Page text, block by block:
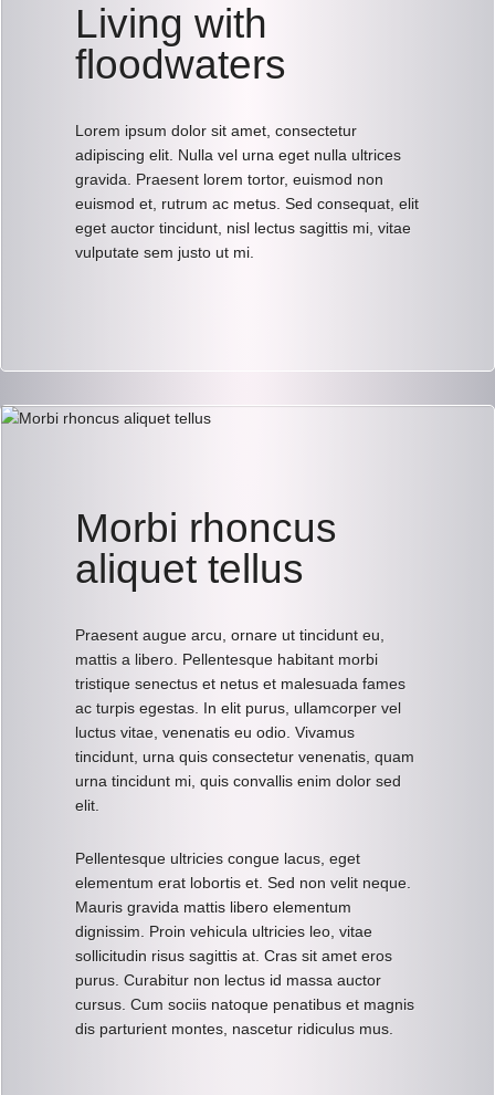
Living with
floodwaters
Lorem ipsum dolor sit amet, consectetur
adipiscing elit. Nulla vel urna eget nulla ultrices
gravida. Praesent lorem tortor, euismod non
euismod et, rutrum ac metus. Sed consequat, elit
eget auctor tincidunt, nisl lectus sagittis mi, vitae
vulputate sem justo ut mi.
Morbi rhoncus
aliquet tellus
Praesent augue arcu, ornare ut tincidunt eu,
mattis a libero. Pellentesque habitant morbi
tristique senectus et netus et malesuada fames
ac turpis egestas. In elit purus, ullamcorper vel
luctus vitae, venenatis eu odio. Vivamus
tincidunt, urna quis consectetur venenatis, quam
urna tincidunt mi, quis convallis enim dolor sed
elit.
Pellentesque ultricies congue lacus, eget
elementum erat lobortis et. Sed non velit neque.
Mauris gravida mattis libero elementum
dignissim. Proin vehicula ultricies leo, vitae
sollicitudin risus sagittis at. Cras sit amet eros
purus. Curabitur non lectus id massa auctor
cursus. Cum sociis natoque penatibus et magnis
dis parturient montes, nascetur ridiculus mus.